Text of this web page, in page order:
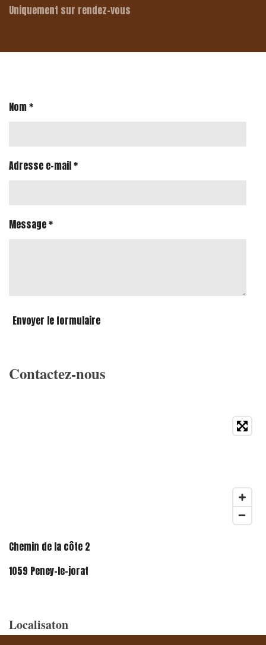
Uniquement sur rendez-vous
Nom *
Adresse e-mail *
Message *
Envoyer le formulaire
Contactez-nous
Chemin de la côte 2
1059 Peney-le-jorat
Localisaton